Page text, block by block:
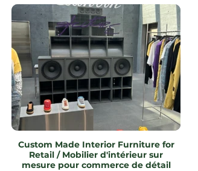
Custom Made Interior Furniture for
Retail / Mobilier d'intérieur sur
mesure pour commerce de détail